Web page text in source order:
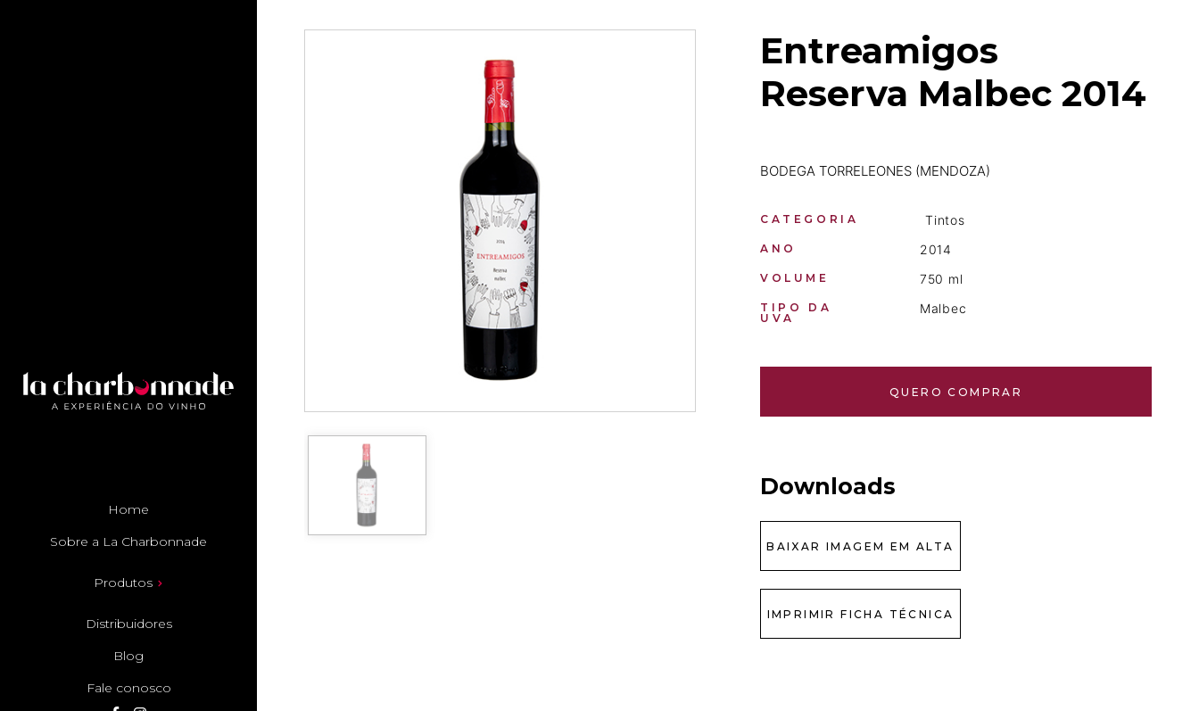
Home
Sobre a La Charbonnade
Produtos
Distribuidores
Blog
Fale conosco
Entreamigos
Reserva Malbec 2014
BODEGA TORRELEONES (MENDOZA)
CATEGORIA Tintos
ANO 2014
VOLUME 750 ml
TIPO DA
UVA
Malbec
QUERO COMPRAR
Downloads
BAIXAR IMAGEM EM ALTA
IMPRIMIR FICHA TÉCNICA